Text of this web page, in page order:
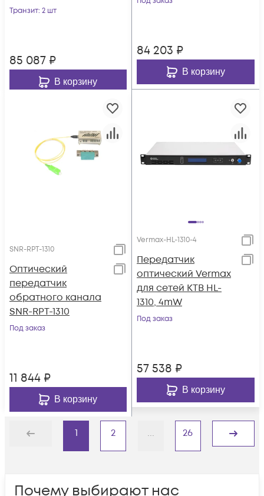
Транзит: 2 шт
85 087 ₽
В корзину
84 203 ₽
В корзину
SNR-RPT-1310
Оптический
передатчик
обратного канала
SNR-RPT-1310
Под заказ
11 844 ₽
В корзину
Vermax-HL-1310-4
Передатчик
оптический Vermax
для сетей КТВ HL-
1310, 4mW
Под заказ
57 538 ₽
В корзину
Назад
1 2 ... 26
Дальше
Почему выбирают нас